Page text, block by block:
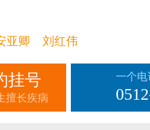
亚卿 刘红伟
挂号
擅长疾病
一个